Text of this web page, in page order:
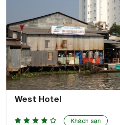
West Hotel
Khách sạn